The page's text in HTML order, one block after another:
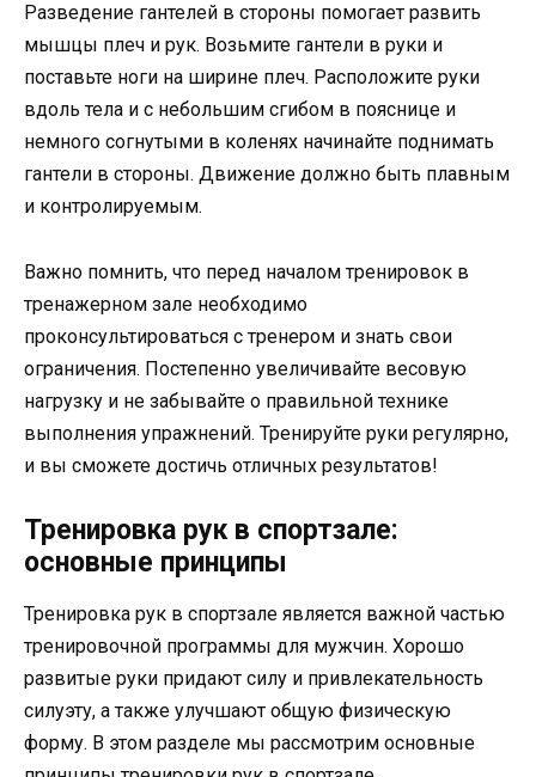
Разведение гантелей в стороны помогает развить
мышцы плеч и рук. Возьмите гантели в руки и
поставьте ноги на ширине плеч. Расположите руки
вдоль тела и с небольшим сгибом в пояснице и
немного согнутыми в коленях начинайте поднимать
гантели в стороны. Движение должно быть плавным
и контролируемым.
Важно помнить, что перед началом тренировок в
тренажерном зале необходимо
проконсультироваться с тренером и знать свои
ограничения. Постепенно увеличивайте весовую
нагрузку и не забывайте о правильной технике
выполнения упражнений. Тренируйте руки регулярно,
и вы сможете достичь отличных результатов!
Тренировка рук в спортзале:
основные принципы
Тренировка рук в спортзале является важной частью
тренировочной программы для мужчин. Хорошо
развитые руки придают силу и привлекательность
силуэту, а также улучшают общую физическую
форму. В этом разделе мы рассмотрим основные